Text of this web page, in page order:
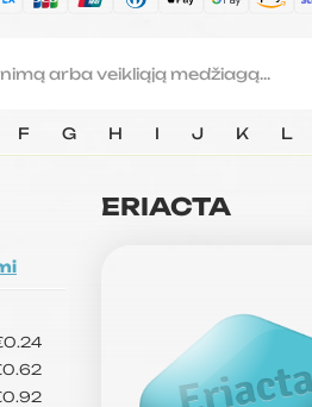
F G H I J K L
ERIACTA